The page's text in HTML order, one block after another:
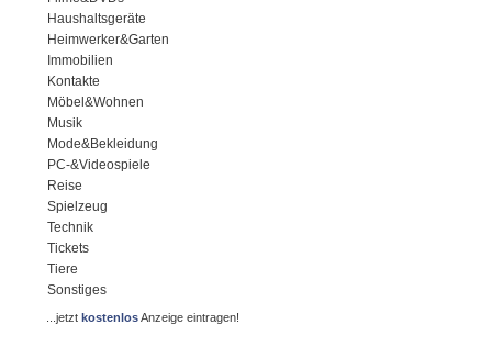
Haushaltsgeräte
Heimwerker&Garten
Immobilien
Kontakte
Möbel&Wohnen
Musik
Mode&Bekleidung
PC-&Videospiele
Reise
Spielzeug
Technik
Tickets
Tiere
Sonstiges
...jetztkostenlosAnzeige eintragen!